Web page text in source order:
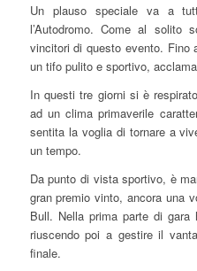
Un plauso speciale va a
l’Autodromo. Come al
vincitori di questo evento. Fino
un tifo pulito e sportivo,
In questi tre giorni si è
ad un clima primaverile
sentita la voglia di tornare a
un tempo.
Da punto di vista sportivo, è
gran premio vinto, ancora una
Bull. Nella prima parte di
riuscendo poi a gestire il
finale.